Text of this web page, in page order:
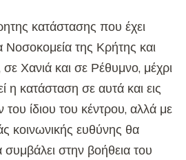
κατάστασης που έχει
Νοσοκομεία της Κρήτης και
Χανιά και σε Ρέθυμνο, μέχρι
κατάσταση σε αυτά και εις
ίδιου του κέντρου, αλλά με
κοινωνικής ευθύνης θα
στην βοήθεια του